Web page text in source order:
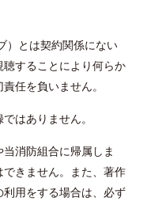
）とは契約関係にない
することにより何らか
任を負いません。
はありません。
消防組合に帰属しま
きません。また、著作
用をする場合は、必ず